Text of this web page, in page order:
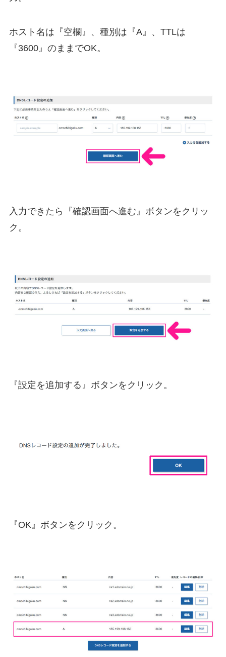
ホスト名は『空欄』、種別は『A』、TTLは
『3600』のままでOK。
入力できたら『確認画面へ進む』ボタンをクリッ
ク。
『設定を追加する』ボタンをクリック。
『OK』ボタンをクリック。